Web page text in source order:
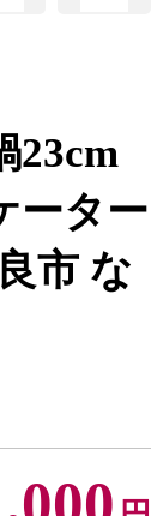
23cm
ーター
市 な